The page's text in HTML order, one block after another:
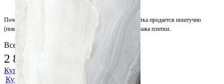
Почему метраж округляется в большую сторону?
Плитка продается поштучно
(покомплектно), поэтому происходит округление метража плитки.
Всего:
2 808.00 ₽
Купить
Купить в 1 клик